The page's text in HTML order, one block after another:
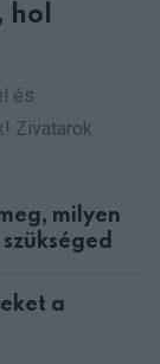
és
Zivatarok
milyen
a